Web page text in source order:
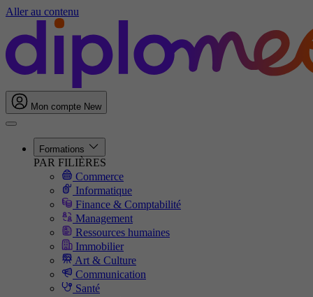
Aller au contenu
Mon compte New
Formations
PAR FILIÈRES
Commerce
Informatique
Finance & Comptabilité
Management
Ressources humaines
Immobilier
Art & Culture
Communication
Santé